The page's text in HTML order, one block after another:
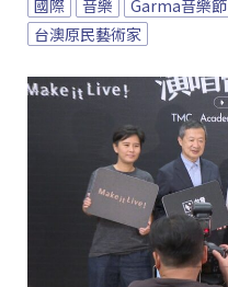
國際 音樂 Garma音樂節
台澳原民藝術家